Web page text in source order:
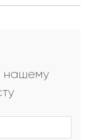
нашему